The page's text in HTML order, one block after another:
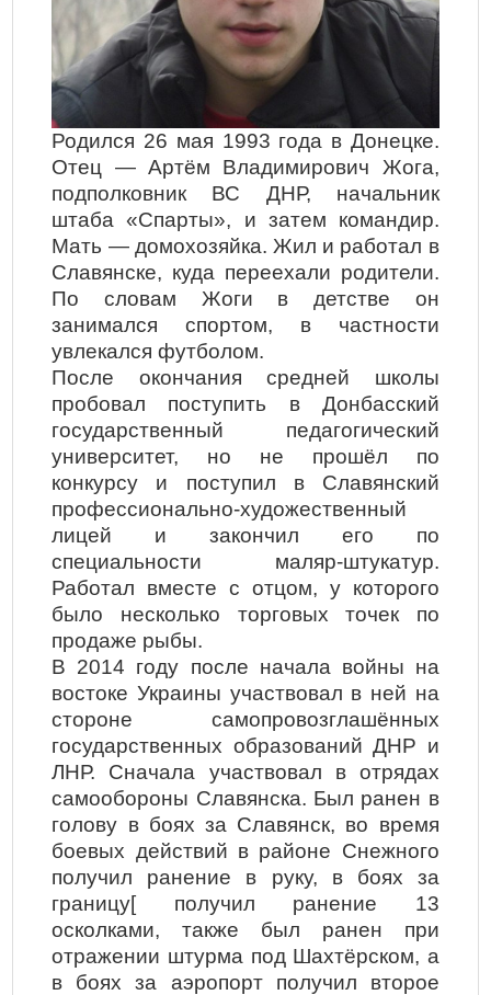
Родился 26 мая 1993 года в Донецке.
Отец — Артём Владимирович Жога,
подполковник ВС ДНР, начальник
штаба «Спарты», и затем командир.
Мать — домохозяйка. Жил и работал в
Славянске, куда переехали родители.
По словам Жоги в детстве он
занимался спортом, в частности
увлекался футболом.
После окончания средней школы
пробовал поступить в Донбасский
государственный педагогический
университет, но не прошёл по
конкурсу и поступил в Славянский
профессионально-художественный
лицей и закончил его по
специальности маляр-штукатур.
Работал вместе с отцом, у которого
было несколько торговых точек по
продаже рыбы.
В 2014 году после начала войны на
востоке Украины участвовал в ней на
стороне самопровозглашённых
государственных образований ДНР и
ЛНР. Сначала участвовал в отрядах
самообороны Славянска. Был ранен в
голову в боях за Славянск, во время
боевых действий в районе Снежного
получил ранение в руку, в боях за
границу[ получил ранение 13
осколками, также был ранен при
отражении штурма под Шахтёрском, а
в боях за аэропорт получил второе